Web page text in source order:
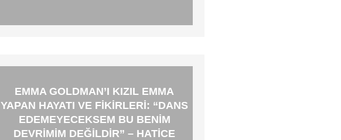
EMMA GOLDMAN’I KIZIL EMMA
YAPAN HAYATI VE FIKIRLERI: “DANS
EDEMEYECEKSEM BU BENIM
DEVRIMIM DEĞILDIR” – HATICE